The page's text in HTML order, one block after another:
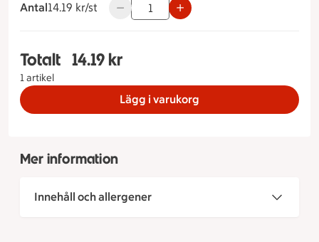
Antal
14.19 kronor styck
14.19 kr/st Använd knapparna för att minska eller
Totalt
1 artikel
Totalt 1 stycken Vegetarisk rulle Måltidstyp
14.19 kr
Lägg i varukorg
Mer information
Innehåll och allergener